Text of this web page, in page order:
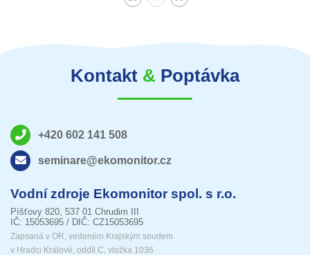
Kontakt & Poptávka
+420 602 141 508
seminare@ekomonitor.cz
Vodní zdroje Ekomonitor spol. s r.o.
Píšťovy 820, 537 01 Chrudim III
IČ: 15053695 / DIČ: CZ15053695
Zapsaná v OR, vedeném Krajským soudem
v Hradci Králové, oddíl C, vložka 1036